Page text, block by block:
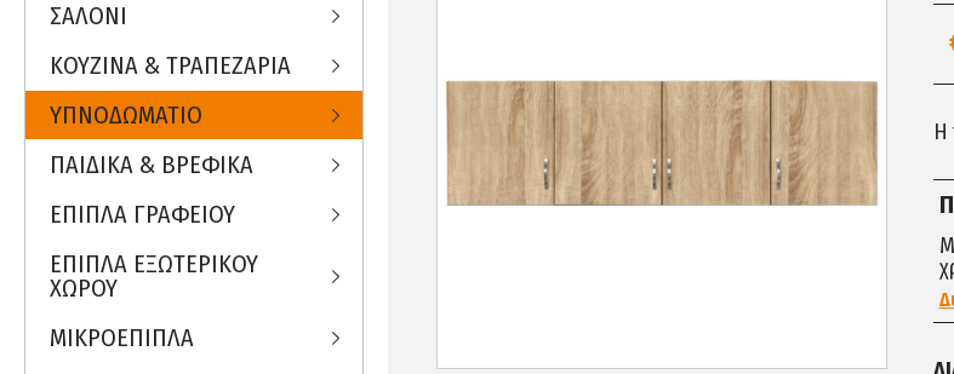
ΣΑΛΟΝΙ
ΚΟΥΖΙΝΑ & ΤΡΑΠΕΖΑΡΙΑ
ΥΠΝΟΔΩΜΑΤΙΟ
ΠΑΙΔΙΚΑ & ΒΡΕΦΙΚΑ
ΕΠΙΠΛΑ ΓΡΑΦΕΙΟΥ
ΕΠΙΠΛΑ ΕΞΩΤΕΡΙΚΟΥ
ΧΩΡΟΥ
ΜΙΚΡΟΕΠΙΠΛΑ
Η